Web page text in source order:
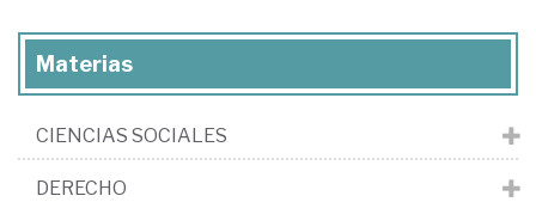
Materias
CIENCIAS SOCIALES
DERECHO